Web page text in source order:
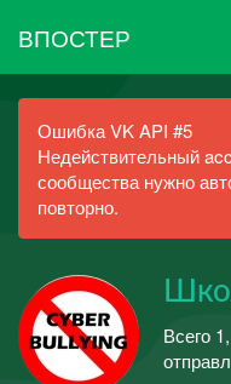
ВПОСТЕР
Ошибка VK API #5
Недействительный
сообщества нужно
повторно.
Всего